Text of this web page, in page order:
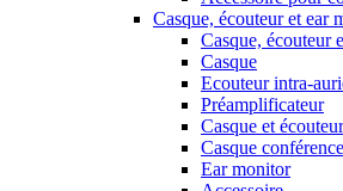
Casque, écouteur et ear
Casque, écouteur
Casque
Ecouteur intra-
Préamplificateur
Casque et
Casque
Ear monitor